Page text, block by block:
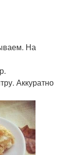
На
Аккуратно